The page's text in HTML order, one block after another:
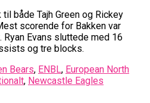
både Tajh Green og Rickey
scorende for Bakken var
Evans sluttede med 16
og tre blocks.
Bears, ENBL, European North
, Newcastle Eagles